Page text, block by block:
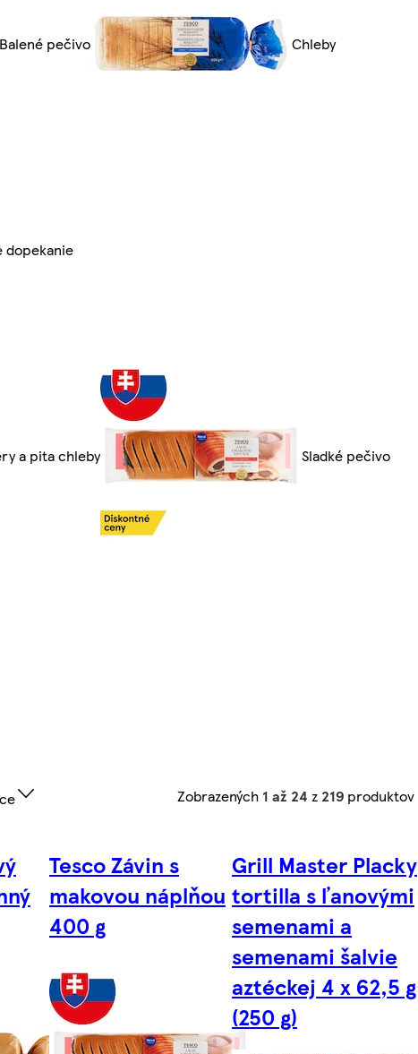
pečivo Chleby
dopekanie
a pita chleby Sladké pečivo
Zobrazených 1 až 24 z 219 produktov
Tesco Závin s
makovou náplňou
400 g
Grill Master Placky
tortilla s ľanovými
semenami a
semenami šalvie
aztéckej 4 x 62,5 g
(250 g)